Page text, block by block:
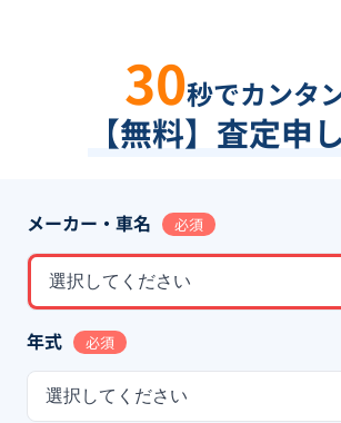
30秒でカンタ
【無料】査定申
メーカー・車名 必須
選択してください
年式 必須
選択してください